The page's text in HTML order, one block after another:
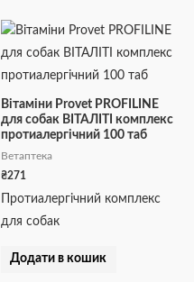
Вітаміни Provet PROFILINE
для собак ВІТАЛІТІ комплекс
протиалергічний 100 таб
Ветаптека
₴271
Протиалергічний комплекс
для собак
Додати в кошик